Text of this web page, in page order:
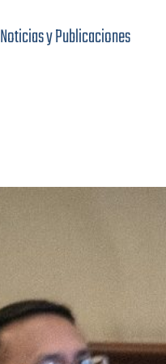
Noticias y Publicaciones